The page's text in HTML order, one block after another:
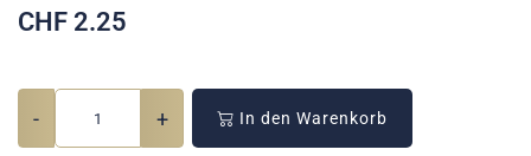
CHF 2.25
- + In den Warenkorb